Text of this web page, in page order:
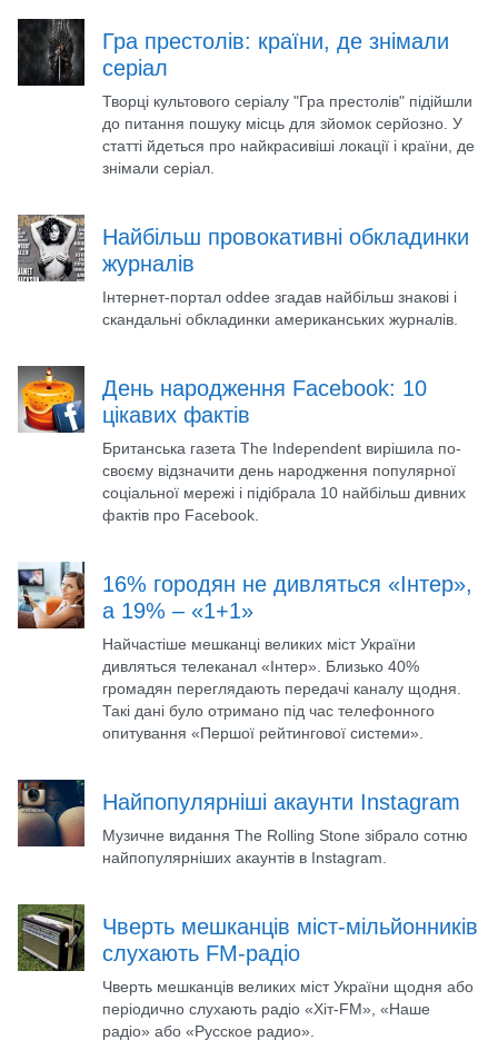
Гра престолів: країни, де знімали
серіал
Творці культового серіалу "Гра престолів" підійшли
до питання пошуку місць для зйомок серйозно. У
статті йдеться про найкрасивіші локації і країни, де
знімали серіал.
Найбільш провокативні обкладинки
журналів
Інтернет-портал oddee згадав найбільш знакові і
скандальні обкладинки американських журналів.
День народження Facebook: 10
цікавих фактів
Британська газета The Independent вирішила по-
своєму відзначити день народження популярної
соціальної мережі і підібрала 10 найбільш дивних
фактів про Facebook.
16% городян не дивляться «Інтер»,
а 19% – «1+1»
Найчастіше мешканці великих міст України
дивляться телеканал «Інтер». Близько 40%
громадян переглядають передачі каналу щодня.
Такі дані було отримано під час телефонного
опитування «Першої рейтингової системи».
Найпопулярніші акаунти Instagram
Музичне видання The Rolling Stone зібрало сотню
найпопулярніших акаунтів в Instagram.
Чверть мешканців міст-мільйонників
слухають FM-радіо
Чверть мешканців великих міст України щодня або
періодично слухають радіо «Хіт-FM», «Наше
радіо» або «Русское радио».